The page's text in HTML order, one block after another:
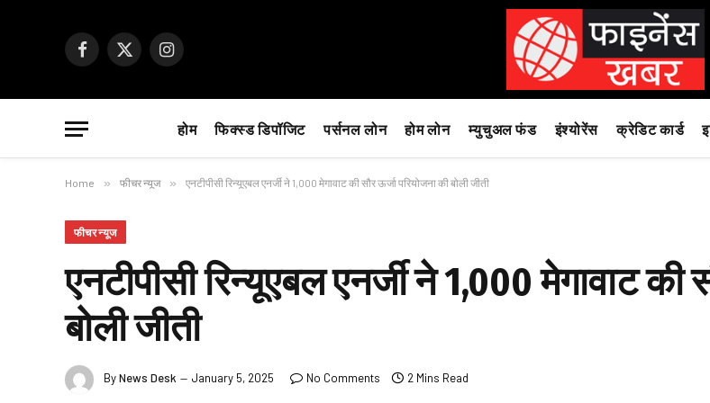
Facebook
X
Instagram
होम फिक्स्ड डिपॉजिट पर्सनल लोन होम लोन म्युचुअल फंड इंश्योरेंस क्रेडिट कार्ड
Home » फीचर न्यूज » एनटीपीसी रिन्यूएबल एनर्जी ने 1,000 मेगावाट की सौर ऊर्जा परियोजना की बोली जीती
फीचर न्यूज
एनटीपीसी रिन्यूएबल एनर्जी ने 1,000 मेगावाट की
बोली जीती
ByNews Desk January 5, 2025 No Comments 2 Mins Read